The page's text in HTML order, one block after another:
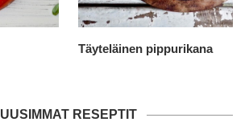
Täyteläinen pippurikana
UUSIMMAT RESEPTIT